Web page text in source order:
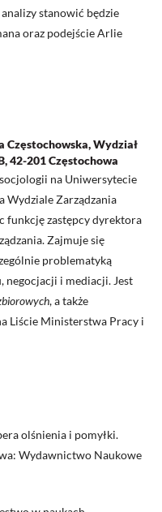
stanowić będzie
oraz podejście Arlie
Częstochowska, Wydział
42-201 Częstochowa
na Uniwersytecie
Wydziale Zarządzania
funkcję zastępcy dyrektora
Zajmuje się
problematyką
i mediacji. Jest
, a także
Liście Ministerstwa Pracy i
olśnienia i pomyłki.
Wydawnictwo Naukowe